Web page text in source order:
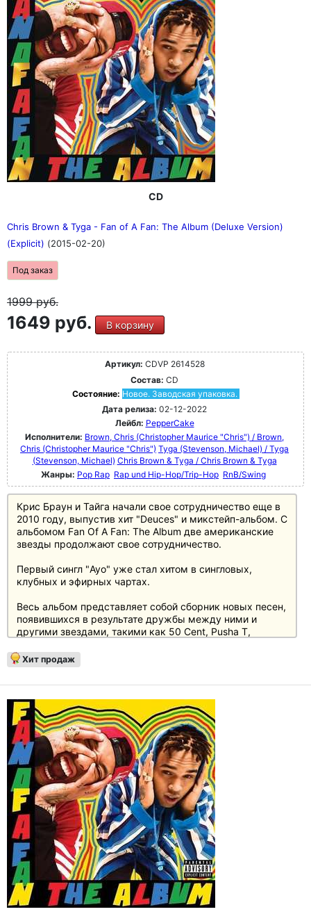
CD
Chris Brown & Tyga - Fan of A Fan: The Album (Deluxe Version)
(Explicit) (2015-02-20)
Под заказ
1999руб.
1649 руб. В корзину
Артикул: CDVP 2614528
Состав: CD
Состояние: Новое. Заводская упаковка.
Дата релиза: 02-12-2022
Лейбл: PepperCake
Исполнители: Brown, Chris (Christopher Maurice "Chris") / Brown,
Chris (Christopher Maurice "Chris") Tyga (Stevenson, Michael) / Tyga
(Stevenson, Michael) Chris Brown & Tyga / Chris Brown & Tyga
Жанры: Pop Rap Rap und Hip-Hop/Trip-Hop RnB/Swing
Крис Браун и Тайга начали свое сотрудничество еще в
2010 году, выпустив хит "Deuces" и микстейп-альбом. С
альбомом Fan Of A Fan: The Album две американские
звезды продолжают свое сотрудничество.
Первый сингл "Ayo" уже стал хитом в сингловых,
клубных и эфирных чартах.
Весь альбом представляет собой сборник новых песен,
появившихся в результате дружбы между ними и
другими звездами, такими как 50 Cent, Pusha T,
Хит продаж